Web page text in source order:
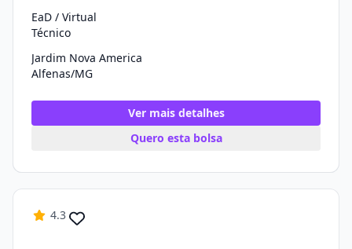
EaD / Virtual
Técnico
Jardim Nova America
Alfenas/MG
Ver mais detalhes
Quero esta bolsa
4.3